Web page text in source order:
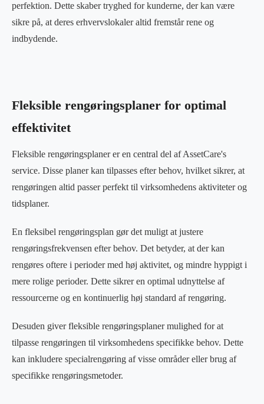
perfektion. Dette skaber tryghed for kunderne, der kan være
sikre på, at deres erhvervslokaler altid fremstår rene og
indbydende.
Fleksible rengøringsplaner for optimal
effektivitet
Fleksible rengøringsplaner er en central del af AssetCare's
service. Disse planer kan tilpasses efter behov, hvilket sikrer, at
rengøringen altid passer perfekt til virksomhedens aktiviteter og
tidsplaner.
En fleksibel rengøringsplan gør det muligt at justere
rengøringsfrekvensen efter behov. Det betyder, at der kan
rengøres oftere i perioder med høj aktivitet, og mindre hyppigt i
mere rolige perioder. Dette sikrer en optimal udnyttelse af
ressourcerne og en kontinuerlig høj standard af rengøring.
Desuden giver fleksible rengøringsplaner mulighed for at
tilpasse rengøringen til virksomhedens specifikke behov. Dette
kan inkludere specialrengøring af visse områder eller brug af
specifikke rengøringsmetoder.